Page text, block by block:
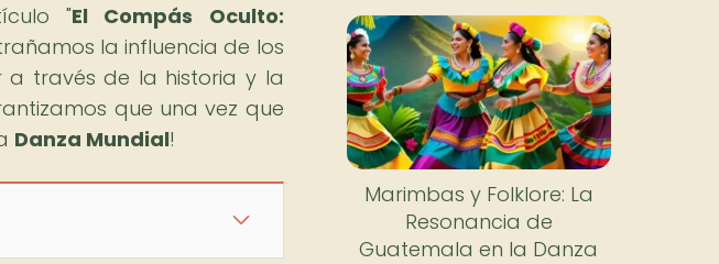
"El Compás Oculto:
la influencia de los
a través de la historia y la
que una vez que
Danza Mundial!
Marimbas y Folklore: La
Resonancia de
Guatemala en la Danza